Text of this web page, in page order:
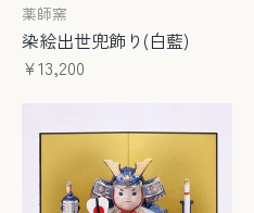
薬師窯
染絵出世兜飾り(白藍)
¥13,200